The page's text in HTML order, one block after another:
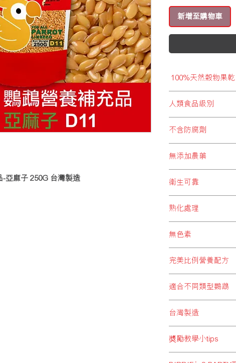
亞麻子 250G 台灣製造
新增至購物車
100%天然穀物果乾
須的胺基酸、維他命
給予全面而豐富營養
及毛色更健康亮澤。
人類食品級別
別，超卓品質給予飼
不含防腐劑
敏、流口水、嘔吐、
成負擔，同時會增加
BRIDIE’S PARTY拒
無添加農藥
BRIDIE’S PARTY堅
然成分，把大自然最
選。
衛生可靠
包裝過程，均注重衛
等污染。
熟化處理
理，令穀物中之澱粉
量，將當中營養發揮
會，避免毒素積聚。
無色素
機會導致生育力下降
PARTY不含任何人
完美比例營養配方
鵡，拼配出均衡完善
命及礦物質等多種營
適合不同類型鸚鵡
適合不同大小體型鸚
同鸚鵡需要。
台灣製造
飼料上，於亞洲區更
鵡們提供優質而價格
奬勵教學小tips